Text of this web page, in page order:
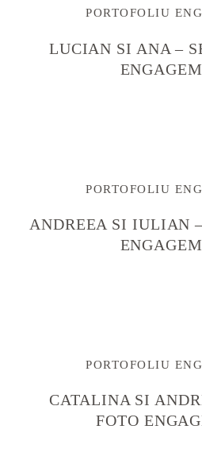
PORTOFOLIU
LUCIAN SI ANA –
PORTOFOLIU
ANDREEA SI IULIAN
PORTOFOLIU
CATALINA SI
FOTO